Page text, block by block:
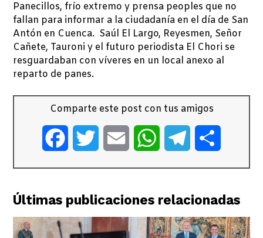
Panecillos, frío extremo y prensa peoples que no
fallan para informar a la ciudadanía en el día de San
Antón en Cuenca. Saúl El Largo, Reyesmen, Señor
Cañete, Tauroni y el futuro periodista El Chori se
resguardaban con víveres en un local anexo al
reparto de panes.
Comparte este post con tus amigos
FacebookTwitter Email WhatsAppTelegram
Últimas publicaciones relacionadas